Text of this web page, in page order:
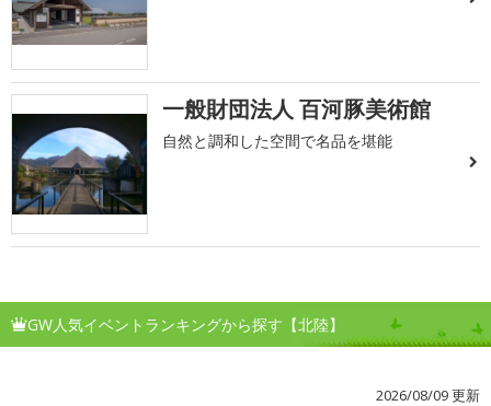
一般財団法人 百河豚美術館
自然と調和した空間で名品を堪能
GW人気イベントランキングから探す【北陸】
2026/08/09 更新